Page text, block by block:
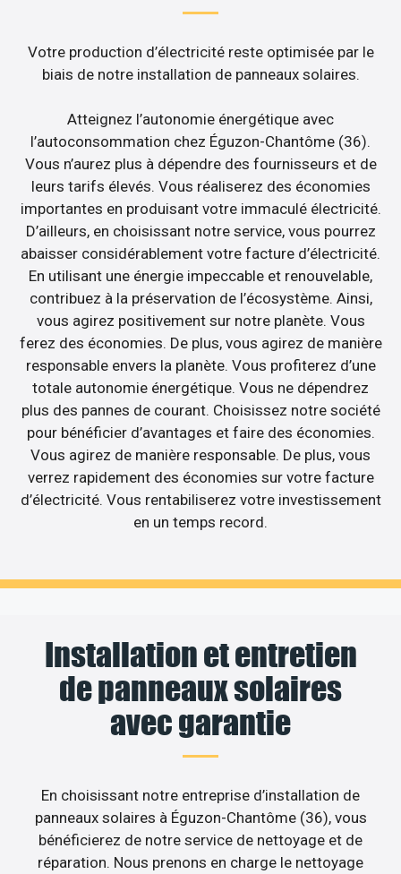
Votre production d’électricité reste optimisée par le
biais de notre installation de panneaux solaires.
Atteignez l’autonomie énergétique avec
l’autoconsommation chez Éguzon-Chantôme (36).
Vous n’aurez plus à dépendre des fournisseurs et de
leurs tarifs élevés. Vous réaliserez des économies
importantes en produisant votre immaculé électricité.
D’ailleurs, en choisissant notre service, vous pourrez
abaisser considérablement votre facture d’électricité.
En utilisant une énergie impeccable et renouvelable,
contribuez à la préservation de l’écosystème. Ainsi,
vous agirez positivement sur notre planète. Vous
ferez des économies. De plus, vous agirez de manière
responsable envers la planète. Vous profiterez d’une
totale autonomie énergétique. Vous ne dépendrez
plus des pannes de courant. Choisissez notre société
pour bénéficier d’avantages et faire des économies.
Vous agirez de manière responsable. De plus, vous
verrez rapidement des économies sur votre facture
d’électricité. Vous rentabiliserez votre investissement
en un temps record.
Installation et entretien
de panneaux solaires
avec garantie
En choisissant notre entreprise d’installation de
panneaux solaires à Éguzon-Chantôme (36), vous
bénéficierez de notre service de nettoyage et de
réparation. Nous prenons en charge le nettoyage